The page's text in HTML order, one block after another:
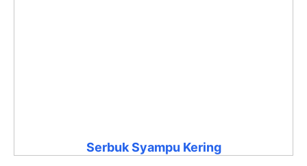
Serbuk Syampu Kering